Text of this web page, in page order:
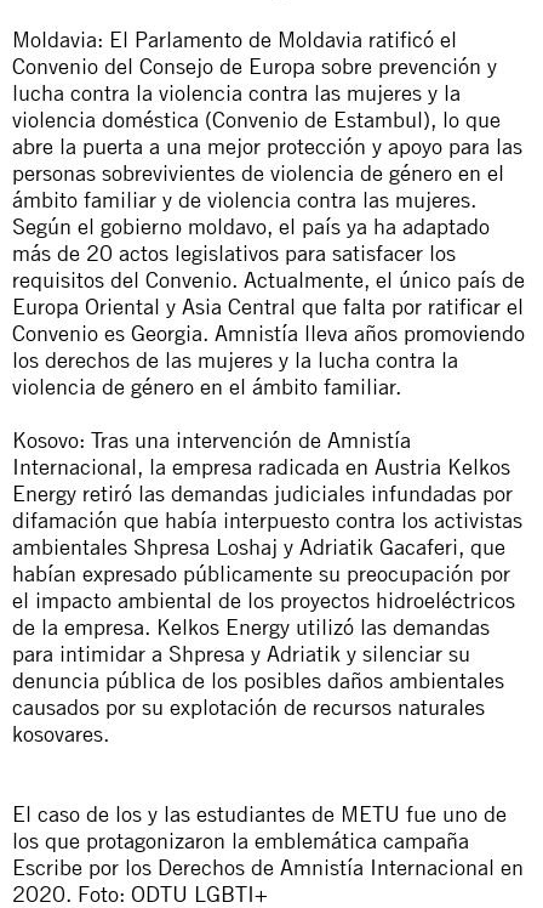
Moldavia: El Parlamento de Moldavia ratificó el
Convenio del Consejo de Europa sobre prevención y
lucha contra la violencia contra las mujeres y la
violencia doméstica (Convenio de Estambul), lo que
abre la puerta a una mejor protección y apoyo para las
personas sobrevivientes de violencia de género en el
ámbito familiar y de violencia contra las mujeres.
Según el gobierno moldavo, el país ya ha adaptado
más de 20 actos legislativos para satisfacer los
requisitos del Convenio. Actualmente, el único país de
Europa Oriental y Asia Central que falta por ratificar el
Convenio es Georgia. Amnistía lleva años promoviendo
los derechos de las mujeres y la lucha contra la
violencia de género en el ámbito familiar.
Kosovo: Tras una intervención de Amnistía
Internacional, la empresa radicada en Austria Kelkos
Energy retiró las demandas judiciales infundadas por
difamación que había interpuesto contra los activistas
ambientales Shpresa Loshaj y Adriatik Gacaferi, que
habían expresado públicamente su preocupación por
el impacto ambiental de los proyectos hidroeléctricos
de la empresa. Kelkos Energy utilizó las demandas
para intimidar a Shpresa y Adriatik y silenciar su
denuncia pública de los posibles daños ambientales
causados por su explotación de recursos naturales
kosovares.
El caso de los y las estudiantes de METU fue uno de
los que protagonizaron la emblemática campaña
Escribe por los Derechos de Amnistía Internacional en
2020. Foto: ODTU LGBTI+